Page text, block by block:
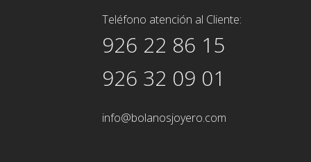
Teléfono atención al Cliente:
926 22 86 15
926 32 09 01
info@bolanosjoyero.com